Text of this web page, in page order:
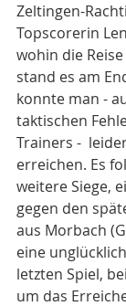
Zeltingen-
Topscorerin
wohin die
stand es am
konnte man -
taktischen
Trainers -
erreichen. Es
weitere Siege,
gegen den
aus Morbach
eine
letzten Spiel,
um das